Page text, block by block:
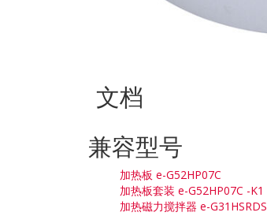
文档
兼容型号
加热板 e-G52HP07C
加热板套装 e-G52HP07C -K1
加热磁力搅拌器 e-G31HSRDS